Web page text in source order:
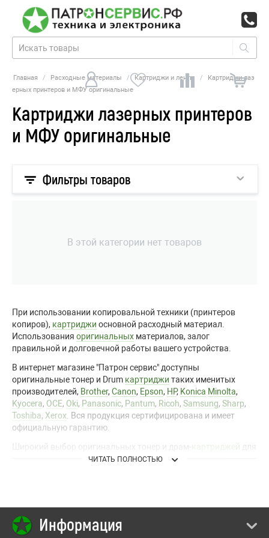
Главная / Расходные материалы / Картриджи и ленты /
Картриджи лаз
ерных принтеров и МФУ оригинальные
Картриджи лазерных принтеров
и МФУ оригинальные
Фильтры товаров
В этой категории нет товаров
При использовании копировальной техники (принтеров
копиров), картриджи основной расходный материал
Использования оригинальных материалов, залог
правильной и долговечной работы вашегоустройства
В интернет магазине "Патрон сервис" доступны
оригинальныетонер и Drum картриджи таких именитых
производителей, Brother, Canon, Epson, HP, Konica Minolta,
Kyocera, OCE, Oki, Panasonic, Pantum, Ricoh, Samsung, Sharp,
Toshiba, Xerox Вся продукция сертифицирована и имеет
официальную гарантию
Широкий
выбор картриджей
копиров подоступным ценам
вопросы
на
сайте
ЧИТАТЬ ПОЛНОСТЬЮ
Информация